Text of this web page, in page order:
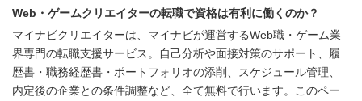
Web・ゲームクリエイターの転職で資格は有利に働くのか？
マイナビクリエイターは、マイナビが運営するWeb職・ゲーム業
界専門の転職支援サービス。自己分析や面接対策のサポート、履
歴書・職務経歴書・ポートフォリオの添削、スケジュール管理、
内定後の企業との条件調整など、全て無料で行います。このペー